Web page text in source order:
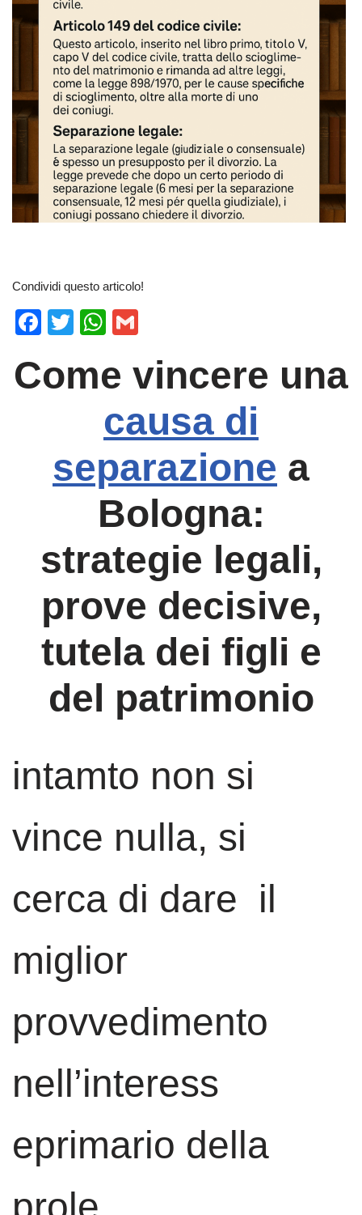
Condividi questo articolo!
F
c
o
T
tt
W
at
A
p
p
ail
Come vincere una
causa di
separazione a
Bologna:
strategie legali,
prove decisive,
tutela dei figli e
del patrimonio
intamto non si
vince nulla, si
cerca di dare il
miglior
provvedimento
nell’interess
eprimario della